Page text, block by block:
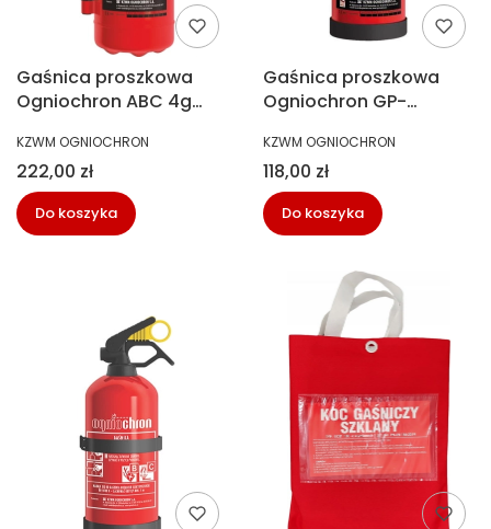
Gaśnica proszkowa
Ogniochron ABC 4g
PRODUCENT
KZWM OGNIOCHRON
Cena
222,00 zł
Do koszyka
Gaśnica proszkowa
Ogniochron GP-
PRODUCENT
KZWM OGNIOCHRON
Cena
118,00 zł
Do koszyka